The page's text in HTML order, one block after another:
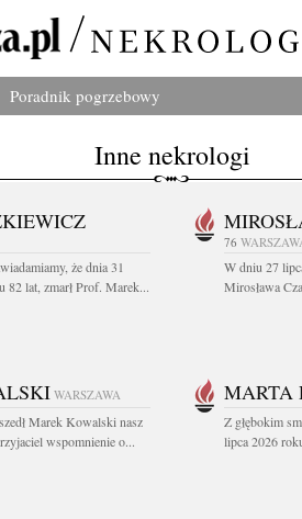
Poradnik pogrzebowy
Inne nekrologi
że dnia 31
lat, zmarł Prof. Marek...
76
W dniu 27
Mirosława
WARSZAWA
Marek Kowalski nasz
wspomnienie o...
MARTA
Z głębokim
lipca 2026